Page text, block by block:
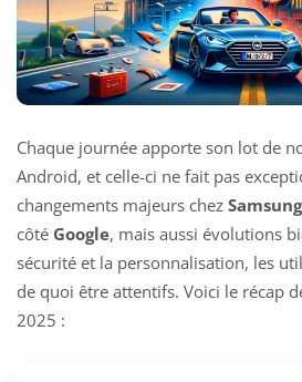
Chaque journée apporte son lot de
Android, et celle-ci ne fait pas
changements majeurs chez Samsung
côté Google, mais aussi évolutions
sécurité et la personnalisation, les
de quoi être attentifs. Voici le récap
2025 :